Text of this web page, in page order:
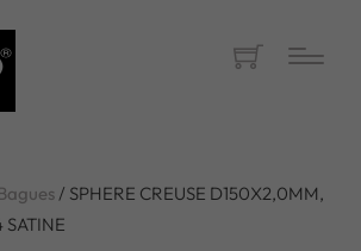
/ SPHERE CREUSE D150X2,0MM,
SATINE